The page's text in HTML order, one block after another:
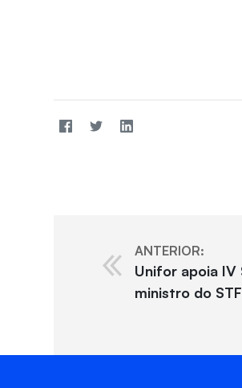
ANTERIOR:
Unifor apoia IV
ministro do